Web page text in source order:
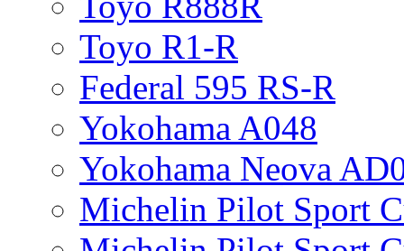
Toyo R1-R
Federal 595 RS-R
Yokohama A048
Yokohama Neova
Michelin Pilot Sport